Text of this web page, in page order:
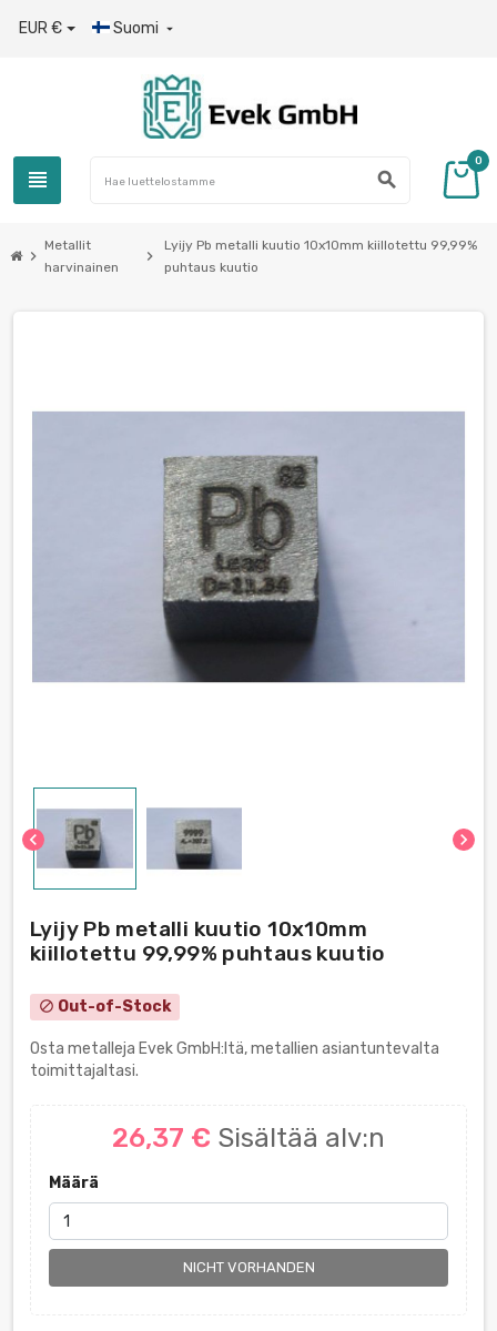
EUR € Suomi 
view_headline search
0
chevron_right
Metallit
harvinainen
chevron_right
Lyijy Pb metalli kuutio 10x10mm kiillotettu 99,99%
puhtaus kuutio
chevron_left chevron_right
Lyijy Pb metalli kuutio 10x10mm
kiillotettu 99,99% puhtaus kuutio
block Out-of-Stock
Osta metalleja Evek GmbH:ltä, metallien asiantuntevalta
toimittajaltasi.
26,37 € Sisältää alv:n
Määrä
NICHT VORHANDEN